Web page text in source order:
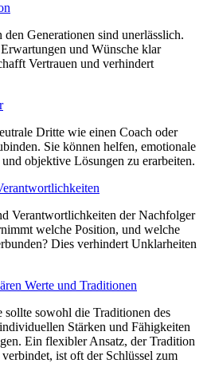
Generationen sind unerlässlich.
und Wünsche klar
Vertrauen und verhindert
Dritte wie einen Coach oder
Sie können helfen, emotionale
objektive Lösungen zu erarbeiten.
Verantwortlichkeiten der Nachfolger
welche Position, und welche
Dies verhindert Unklarheiten
Werte und Traditionen
sowohl die Traditionen des
Stärken und Fähigkeiten
Ein flexibler Ansatz, der Tradition
ist oft der Schlüssel zum